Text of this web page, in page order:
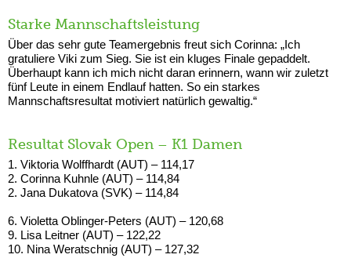
Starke Mannschaftsleistung
Über das sehr gute Teamergebnis freut sich Corinna: „Ich
gratuliere Viki zum Sieg. Sie ist ein kluges Finale gepaddelt.
Überhaupt kann ich mich nicht daran erinnern, wann wir zuletzt
fünf Leute in einem Endlauf hatten. So ein starkes
Mannschaftsresultat motiviert natürlich gewaltig.“
Resultat Slovak Open – K1 Damen
1. Viktoria Wolffhardt (AUT) – 114,17
2. Corinna Kuhnle (AUT) – 114,84
2. Jana Dukatova (SVK) – 114,84
6. Violetta Oblinger-Peters (AUT) – 120,68
9. Lisa Leitner (AUT) – 122,22
10. Nina Weratschnig (AUT) – 127,32